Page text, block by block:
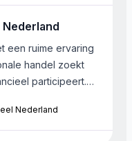
€ 20.000.000. De
in een fase […]
een ruime ervaring
handel zoekt
participeert.
innovatief karakter.
in staat om de
Nederland